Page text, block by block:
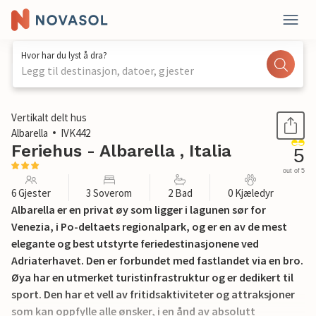
Hvor har du lyst å dra?
Legg til destinasjon, datoer, gjester
1 / 64
Vertikalt delt hus
Albarella
IVK442
Feriehus - Albarella , Italia 5
out of 5
6 Gjester 3 Soverom 2 Bad 0 Kjæledyr
Albarella er en privat øy som ligger i lagunen sør for
Venezia, i Po-deltaets regionalpark, og er en av de mest
elegante og best utstyrte feriedestinasjonene ved
Adriaterhavet. Den er forbundet med fastlandet via en bro.
Øya har en utmerket turistinfrastruktur og er dedikert til
sport. Den har et vell av fritidsaktiviteter og attraksjoner
som kan oppfylle alle ønsker, i en ånd av absolutt